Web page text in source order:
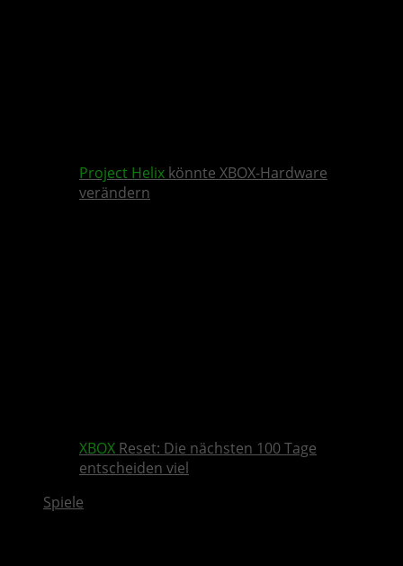
Project Helix könnte XBOX-Hardware
verändern
XBOX Reset: Die nächsten 100 Tage
entscheiden viel
Spiele